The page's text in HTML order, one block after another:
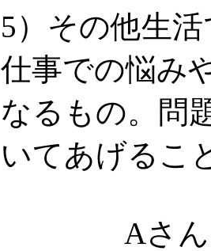
5）その他生
仕事での悩み
なるもの。問
いてあげるこ
Aさん